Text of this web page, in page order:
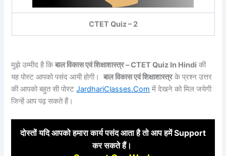
CTET Quiz – 2
मुझे उम्मीद है किबाल विकास एवं शिक्षाशास्त्र – CTET Quiz In Hindi की
यह पोस्ट आपको पसंद आयी होगी।बाल विकास एवं शिक्षाशास्त्रके प्रश्न उत्तर
की आपको बहुत सी पोस्टJardhariClasses.Com में देखने को मिल जयेगी
जिन्हें आप पढ़ सकते हैं।
दोस्तोंयदि आपको हमारा कार्य पसंद आता है तो आप हमें Support
करसकते हैं।